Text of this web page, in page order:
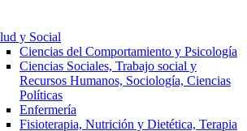
y Social
Ciencias del Comportamiento y Psicología
Ciencias Sociales, Trabajo social y
Recursos Humanos, Sociología, Ciencias
Políticas
Enfermería
Fisioterapia, Nutrición y Dietética, Terapia